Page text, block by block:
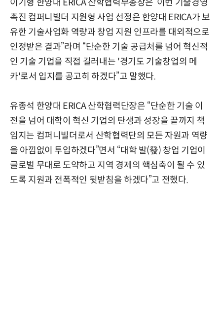
이기형 한양대 ERICA 산학협력부총장은“이번 기술경영
촉진 컴퍼니빌더 지원형 사업 선정은 한양대 ERICA가 보
유한 기술사업화 역량과 창업 지원 인프라를 대외적으로
인정받은 결과”라며 “단순한 기술 공급처를 넘어 혁신적
인 기술 기업을 직접 길러내는 '경기도 기술창업의 메
카'로서 입지를 공고히 하겠다”고 말했다.
유종석 한양대 ERICA 산학협력단장은 “단순한 기술 이
전을 넘어 대학이 혁신 기업의 탄생과 성장을 끝까지 책
임지는 컴퍼니빌더로서 산학협력단의 모든 자원과 역량
을 아낌없이 투입하겠다”면서 “대학 발(發) 창업 기업이
글로벌 무대로 도약하고 지역 경제의 핵심축이 될 수 있
도록 지원과 전폭적인 뒷받침을 하겠다”고 전했다.